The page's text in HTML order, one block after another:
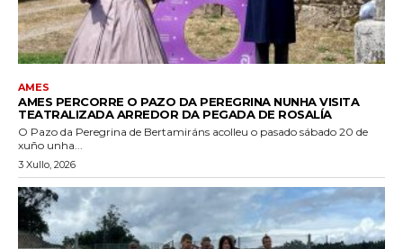
AMES
AMES PERCORRE O PAZO DA PEREGRINA NUNHA VISITA
TEATRALIZADA ARREDOR DA PEGADA DE ROSALÍA
O Pazo da Peregrina de Bertamiráns acolleu o pasado sábado 20 de
xuño unha...
3 Xullo, 2026